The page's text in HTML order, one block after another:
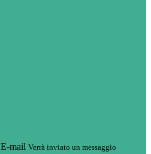
E-mail Verrà inviato un messaggio